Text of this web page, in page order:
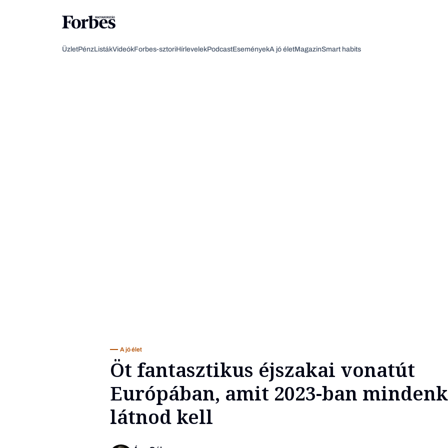
ÜzletPénzListákVideókForbes-sztoriHírlevelekPodcastEseményekA jó életMagazinSmart habits
A jó élet
Öt fantasztikus éjszakai vonatút
Európában, amit 2023-ban
látnod kell